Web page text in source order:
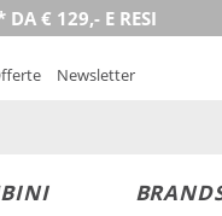
DA € 129,- E RESI
Newsletter